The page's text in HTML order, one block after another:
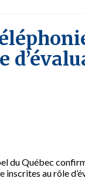
du Québec
au rôle